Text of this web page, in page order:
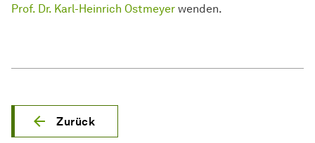
Prof. Dr. Karl-Heinrich Ostmeyer wenden.
Zurück